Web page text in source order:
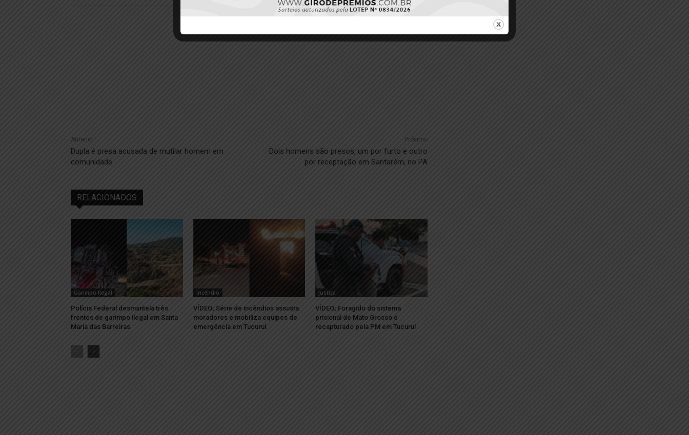
Anterior
Dupla é presa acusada de mutilar homem em
comunidade
Próximo
Dois homens são presos, um por furto e outro
por receptação em Santarém, no PA
RELACIONADOS
Garimpo Ilegal
Polícia Federal desmantela três
frentes de garimpo ilegal em Santa
Maria das Barreiras
Incêndio
VÍDEO; Série de incêndios assusta
moradores e mobiliza equipes de
emergência em Tucuruí
Justiça
VÍDEO; Foragido do sistema
prisional de Mato Grosso é
recapturado pela PM em Tucuruí